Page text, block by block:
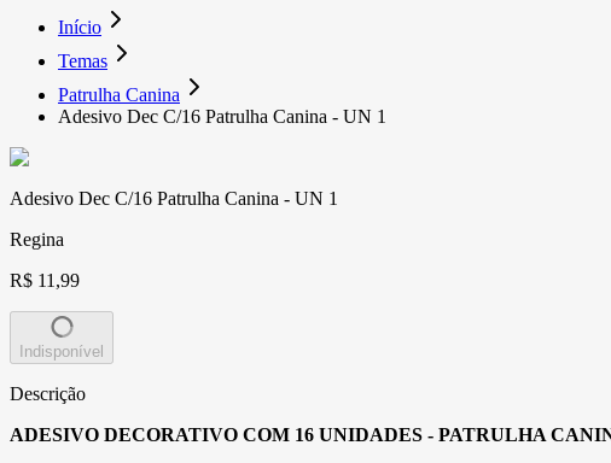
Início
Temas
Patrulha Canina
Adesivo Dec C/16 Patrulha Canina - UN 1
Adesivo Dec C/16 Patrulha Canina - UN 1
Regina
R$ 11,99
Indisponível
Descrição
ADESIVO DECORATIVO COM 16 UNIDADES - PATRULHA